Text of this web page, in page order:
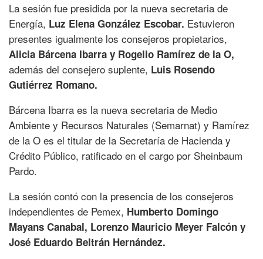
La sesión fue presidida por la nueva secretaria de
Energía, Luz Elena González Escobar. Estuvieron
presentes igualmente los consejeros propietarios,
Alicia Bárcena Ibarra y Rogelio Ramírez de la O,
además del consejero suplente, Luis Rosendo
Gutiérrez Romano.
Bárcena Ibarra es la nueva secretaria de Medio
Ambiente y Recursos Naturales (Semarnat) y Ramírez
de la O es el titular de la Secretaría de Hacienda y
Crédito Público, ratificado en el cargo por Sheinbaum
Pardo.
La sesión contó con la presencia de los consejeros
independientes de Pemex, Humberto Domingo
Mayans Canabal, Lorenzo Mauricio Meyer Falcón y
José Eduardo Beltrán Hernández.